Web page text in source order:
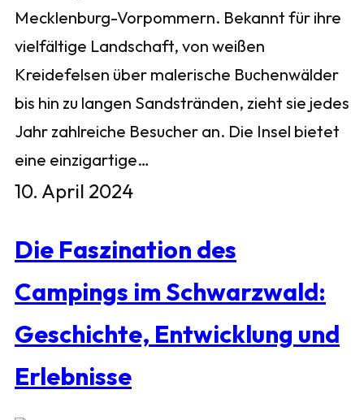
Mecklenburg-Vorpommern. Bekannt für ihre
vielfältige Landschaft, von weißen
Kreidefelsen über malerische Buchenwälder
bis hin zu langen Sandstränden, zieht sie jedes
Jahr zahlreiche Besucher an. Die Insel bietet
eine einzigartige…
10. April 2024
Die Faszination des
Campings im Schwarzwald:
Geschichte, Entwicklung und
Erlebnisse